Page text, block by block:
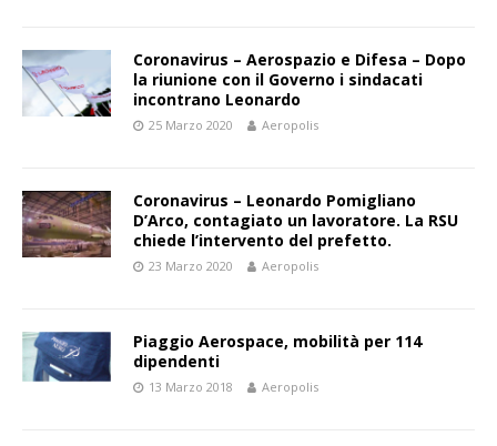
Coronavirus – Aerospazio e Difesa – Dopo
la riunione con il Governo i sindacati
incontrano Leonardo
25 Marzo 2020 Aeropolis
Coronavirus – Leonardo Pomigliano
D’Arco, contagiato un lavoratore. La RSU
chiede l’intervento del prefetto.
23 Marzo 2020 Aeropolis
Piaggio Aerospace, mobilità per 114
dipendenti
13 Marzo 2018 Aeropolis